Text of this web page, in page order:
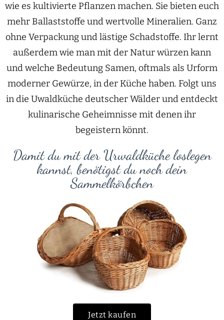
wie es kultivierte Pflanzen machen. Sie bieten euch
mehr Ballaststoffe und wertvolle Mineralien. Ganz
ohne Verpackung und lästige Schadstoffe. Ihr lernt
außerdem wie man mit der Natur würzen kann
und welche Bedeutung Samen, oftmals als Urform
moderner Gewürze, in der Küche haben. Folgt uns
in die Uwaldküche deutscher Wälder und entdeckt
kulinarische Geheimnisse mit denen ihr
begeistern könnt.
Damit du mit der Urwaldküche loslegen
kannst, benötigst du noch dein
Sammelkörbchen
Jetzt kaufen